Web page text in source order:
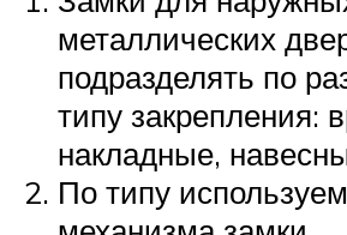
металлических
подразделять по
типу закрепления:
накладные,
По типу